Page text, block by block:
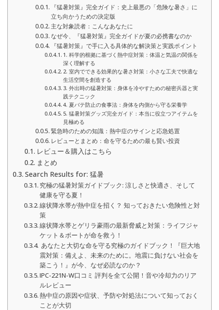
『猛暑対策』完全ガイド：史上最悪の「危険な暑さ」に
立ち向かうための決定版
主な対象読者：こんなあなたに
なぜ今、『猛暑対策』完全ガイドが夏の必携書なのか
『猛暑対策』で手に入る具体的な解決策と実践ポイント
1. 科学的根拠に基づく熱中症対策：体温と気温の関係を
深く理解する
2. 室内でできる効果的な暑さ対策：小さな工夫で快適な
生活空間を創造する
3. 外出時の猛暑対策：身体を冷やすための秘密兵器と実
践テクニック
4. 夏バテ防止の食事法：身体を内側から守る栄養学
5. 猛暑対策グッズ完全ガイド：本当に役立つアイテムを
見極める
緊急時のための知識：熱中症のサインと応急処置
レビューとまとめ：命を守るための最も賢い投資
レビュー＆購入はこちら
まとめ
Search Results for: 猛暑
究極の猛暑対策ガイドブック: 涼しさと快適さ、そして
健康を守る夏！
線状降水帯が熱中症を招く？ 知っておきたい危険性と対
策
線状降水帯とゲリラ豪雨の最新脅威と対策：ライフジャ
ケット＆ボートが命を救う！
あなたと大切な命を守る究極のガイドブック！『巨大地
震対策：備えよ、未来のために。地震に負けない社会を
築こう！』が今、なぜ必読なのか？
IPC-221N-W口コミ 評判を全て公開！音や冷却力のリア
ルレビュー
熱中症の原因や症状、予防や対処法について知っておく
ことが大切